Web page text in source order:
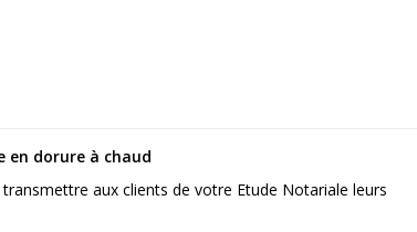
en dorure à chaud
aux clients de votre Etude Notariale leurs